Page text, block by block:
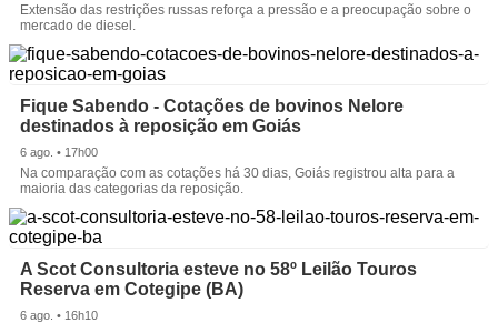
Extensão das restrições russas reforça a pressão e a preocupação sobre o
mercado de diesel.
Fique Sabendo - Cotações de bovinos Nelore
destinados à reposição em Goiás
6 ago. • 17h00
Na comparação com as cotações há 30 dias, Goiás registrou alta para a
maioria das categorias da reposição.
A Scot Consultoria esteve no 58º Leilão Touros
Reserva em Cotegipe (BA)
6 ago. • 16h10